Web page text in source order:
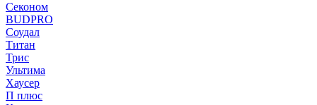
Секоном
BUDPRO
Соудал
Титан
Трис
Ультима
Хаусер
П плюс